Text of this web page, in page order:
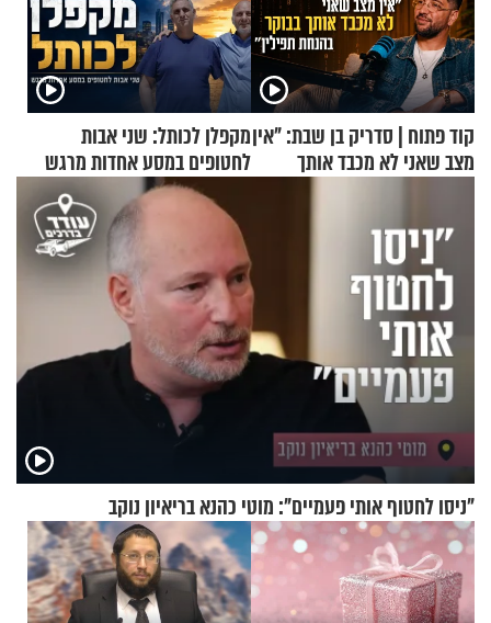
קוד פתוח | סדריק בן שבת: "אין
מצב שאני לא מכבד אותך
מקפלן לכותל: שני אבות
לחטופים במסע אחדות מרגש
"ניסו לחטוף אותי פעמיים": מוטי כהנא בריאיון נוקב